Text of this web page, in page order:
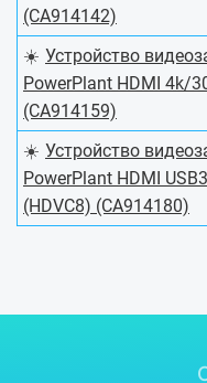
(CA914142)
☀️ Устройство
PowerPlant HDMI 4k/
(CA914159)
☀️ Устройство
PowerPlant HDMI
(HDVC8) (CA914180)